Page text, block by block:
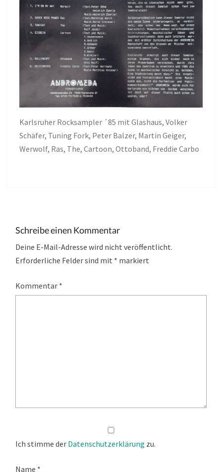
Karlsruher Rocksampler ´85 mit Glashaus, Volker
Schäfer, Tuning Fork, Peter Balzer, Martin Geiger,
Werwolf, Ras, The, Cartoon, Ottoband, Freddie Carbo
Schreibe einen Kommentar
Deine E-Mail-Adresse wird nicht veröffentlicht.
Erforderliche Felder sind mit * markiert
Kommentar *
Ich stimme der Datenschutzerklärung zu.
Name *